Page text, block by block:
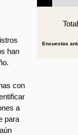
han
con
a
para
Encuestas